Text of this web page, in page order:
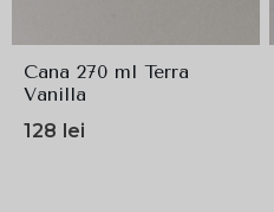
Cana 270 ml Terra
Vanilla
128 lei